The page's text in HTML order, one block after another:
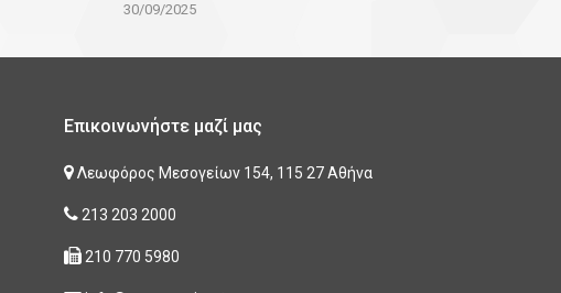
30/09/2025
Επικοινωνήστε μαζί μας
Λεωφόρος Μεσογείων 154, 115 27 Αθήνα
213 203 2000
210 770 5980